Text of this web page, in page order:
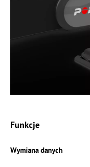
Funkcje
Wymiana danych